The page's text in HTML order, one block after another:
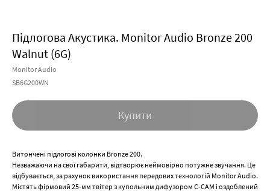
Підлогова Акустика. Monitor Audio Bronze 200
Walnut (6G)
Monitor Audio
SB6G200WN
Купити
Витончені підлогові колонки Bronze 200.
Незважаючи на свої габарити, відтворює неймовірно потужне звучання. Це
відбувається, за рахунок використання передових технологій Monitor Audio.
Містять фірмовий 25-мм твітер з купольним дифузором C-CAM і оздоблений